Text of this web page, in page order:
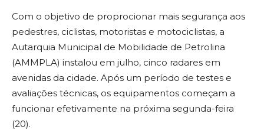
Com o objetivo de proprocionar mais segurança aos
pedestres, ciclistas, motoristas e motociclistas, a
Autarquia Municipal de Mobilidade de Petrolina
(AMMPLA) instalou em julho, cinco radares em
avenidas da cidade. Após um período de testes e
avaliações técnicas, os equipamentos começam a
funcionar efetivamente na próxima segunda-feira
(20).